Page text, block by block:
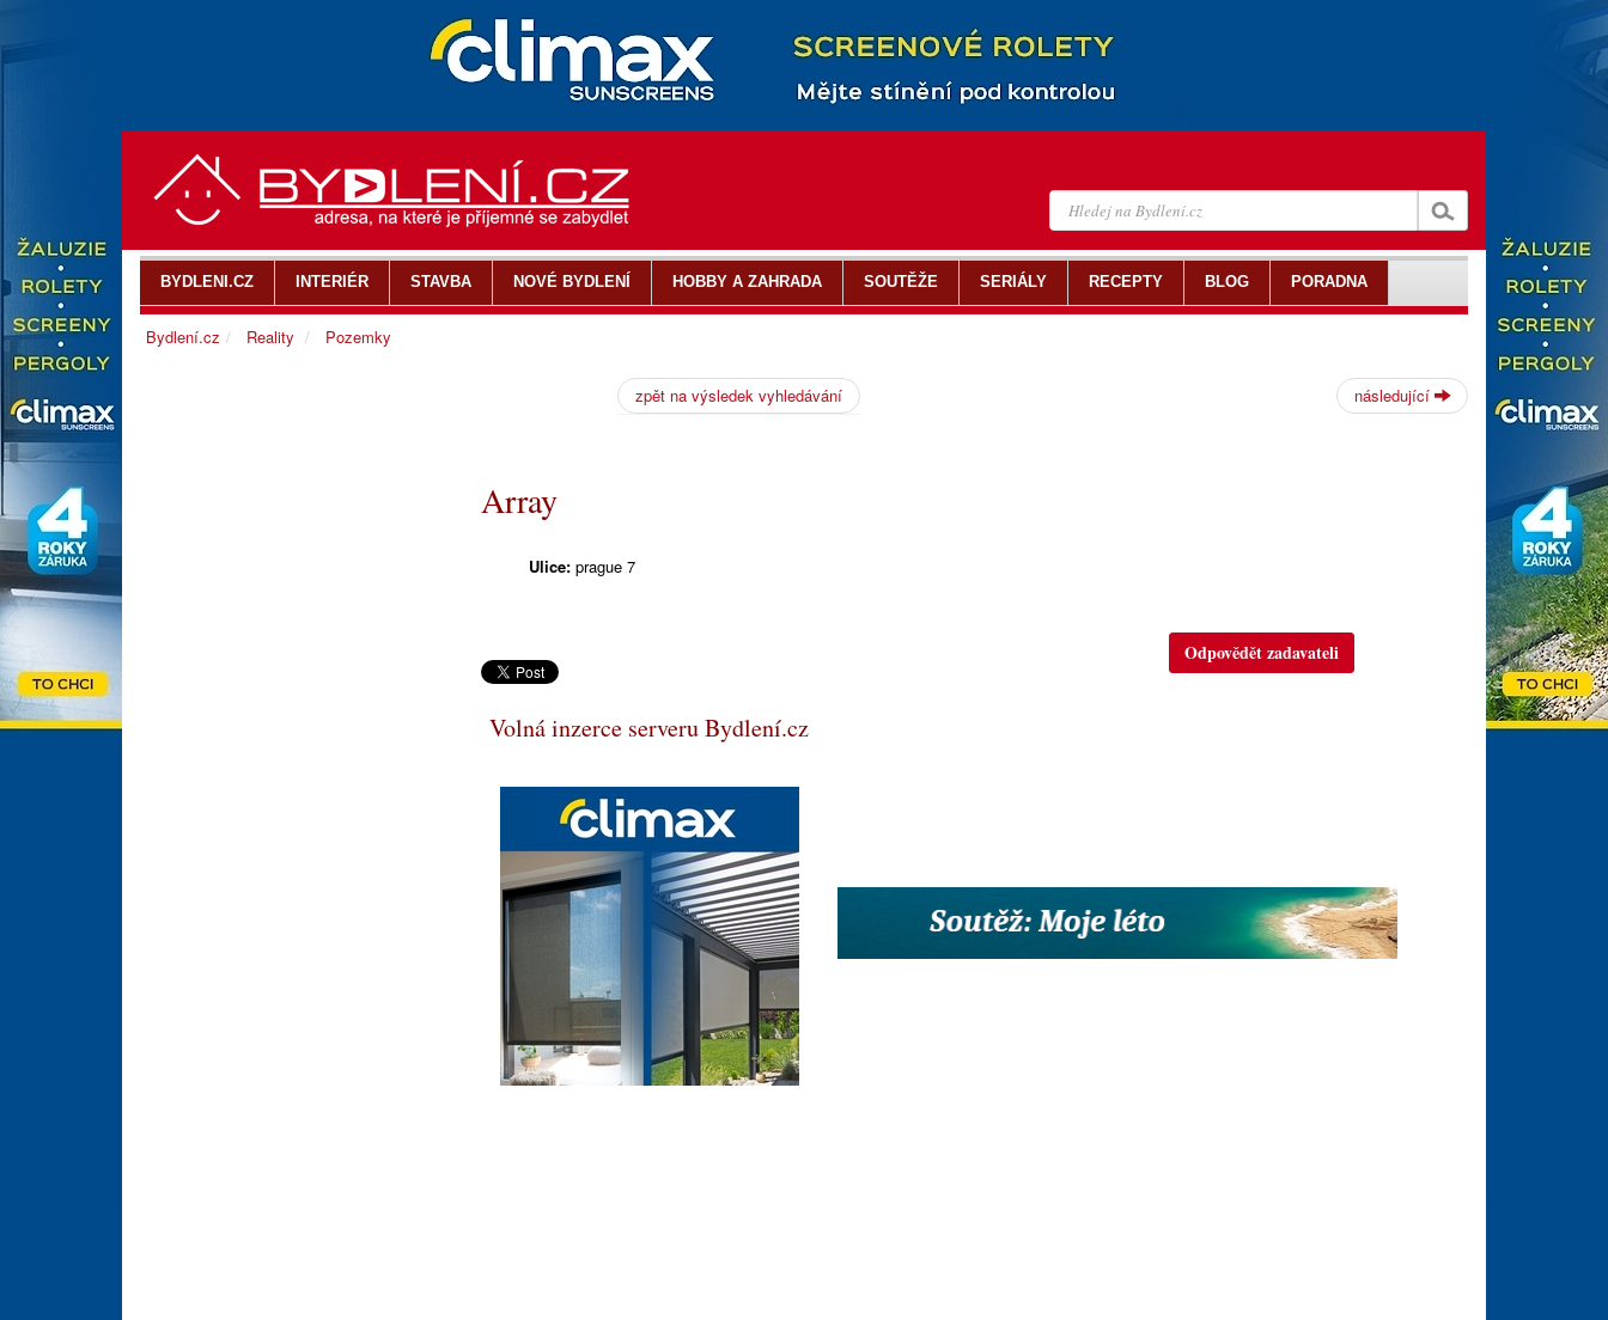
BYDLENI.CZ INTERIÉR STAVBA NOVÉ BYDLENÍ HOBBY A ZAHRADA SOUTĚŽE SERIÁLY RECEPTY BLOG PORADNA
Bydlení.cz Reality Pozemky
zpět na výsledek vyhledávání následující
Array
Ulice: prague 7
Odpovědět zadavateli
Volná inzerce serveru Bydlení.cz